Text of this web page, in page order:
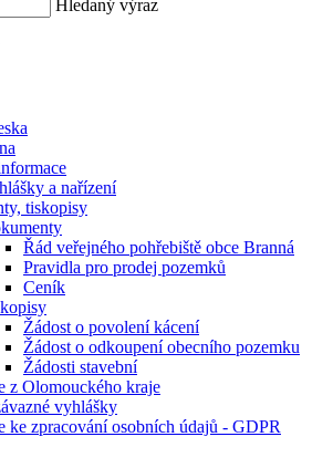
Hledaný výraz
a nařízení
tiskopisy
Řád veřejného pohřebiště obce Branná
Pravidla pro prodej pozemků
Ceník
Žádost o povolení kácení
Žádost o odkoupení obecního pozemku
Žádosti stavební
z Olomouckého kraje
vyhlášky
ke zpracování osobních údajů - GDPR